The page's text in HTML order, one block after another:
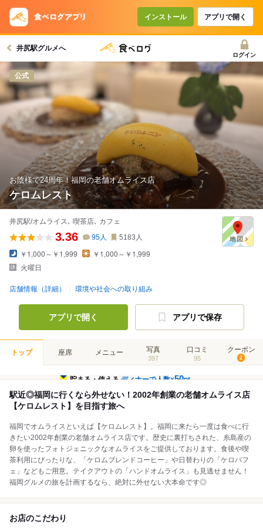
インストール アプリで開く
井尻駅グルメへ
ログイン
公式
お陰様で24周年！福岡の老舗オムライス店
ケロムレスト
井尻駅/オムライス､ 喫茶店､ カフェ
3.36 95人 5183 人
￥1,000～￥1,999
￥1,000～￥1,999
火曜日
店舗情報（詳細） 環境や社会への取り組み
アプリで開く アプリで保存
トップ 座席 メニュー 写真
397
口コミ
95
クーポン
2
貯まる・使えるディナーで人数×50pt
駅近◎福岡に行くなら外せない！2002年創業の老舗オムライス店
【ケロムレスト】を目指す旅へ
福岡でオムライスといえば【ケロムレスト】。福岡に来たら一度は食べに行
きたい2002年創業の老舗オムライス店です。歴史に裏打ちされた、糸島産の
卵を使ったフォトジェニックなオムライスをご提供しております。食後や喫
茶利用にぴったりな、「ケロムブレンドコーヒー」や日替わりの「ケロパフ
ェ」などもご用意。テイクアウトの「ハンドオムライス」も見逃せません！
福岡グルメの旅を計画するなら、絶対に外せない大本命です◎
お店のこだわり
コースで使えるクーポン
戻る
クーポンを利用せず予約する